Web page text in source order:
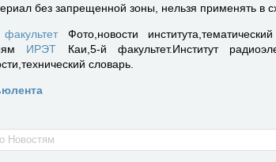
без запрещенной зоны, нельзя применять в
Фото,новости
ИРЭТ Каи,5-й факультет.Институт
словарь.